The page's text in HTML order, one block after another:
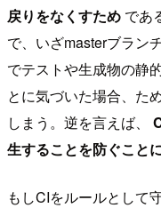
戻りをなくすため であ
で、いざmasterブラン
でテストや生成物の静
とに気づいた場合、た
しまう。逆を言えば、
生することを防ぐことに
もしCIをルールとして